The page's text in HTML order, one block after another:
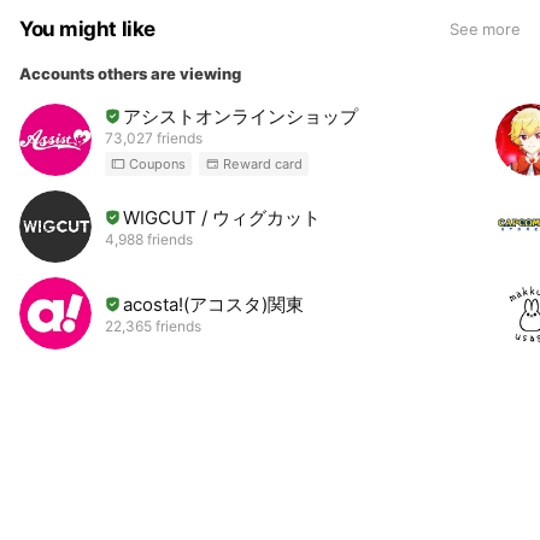
You might like See more
Accounts others are viewing
アシストオンラインショップ
73,027 friends
Coupons Reward card
WIGCUT / ウィグカット
4,988 friends
acosta!(アコスタ)関東
22,365 friends